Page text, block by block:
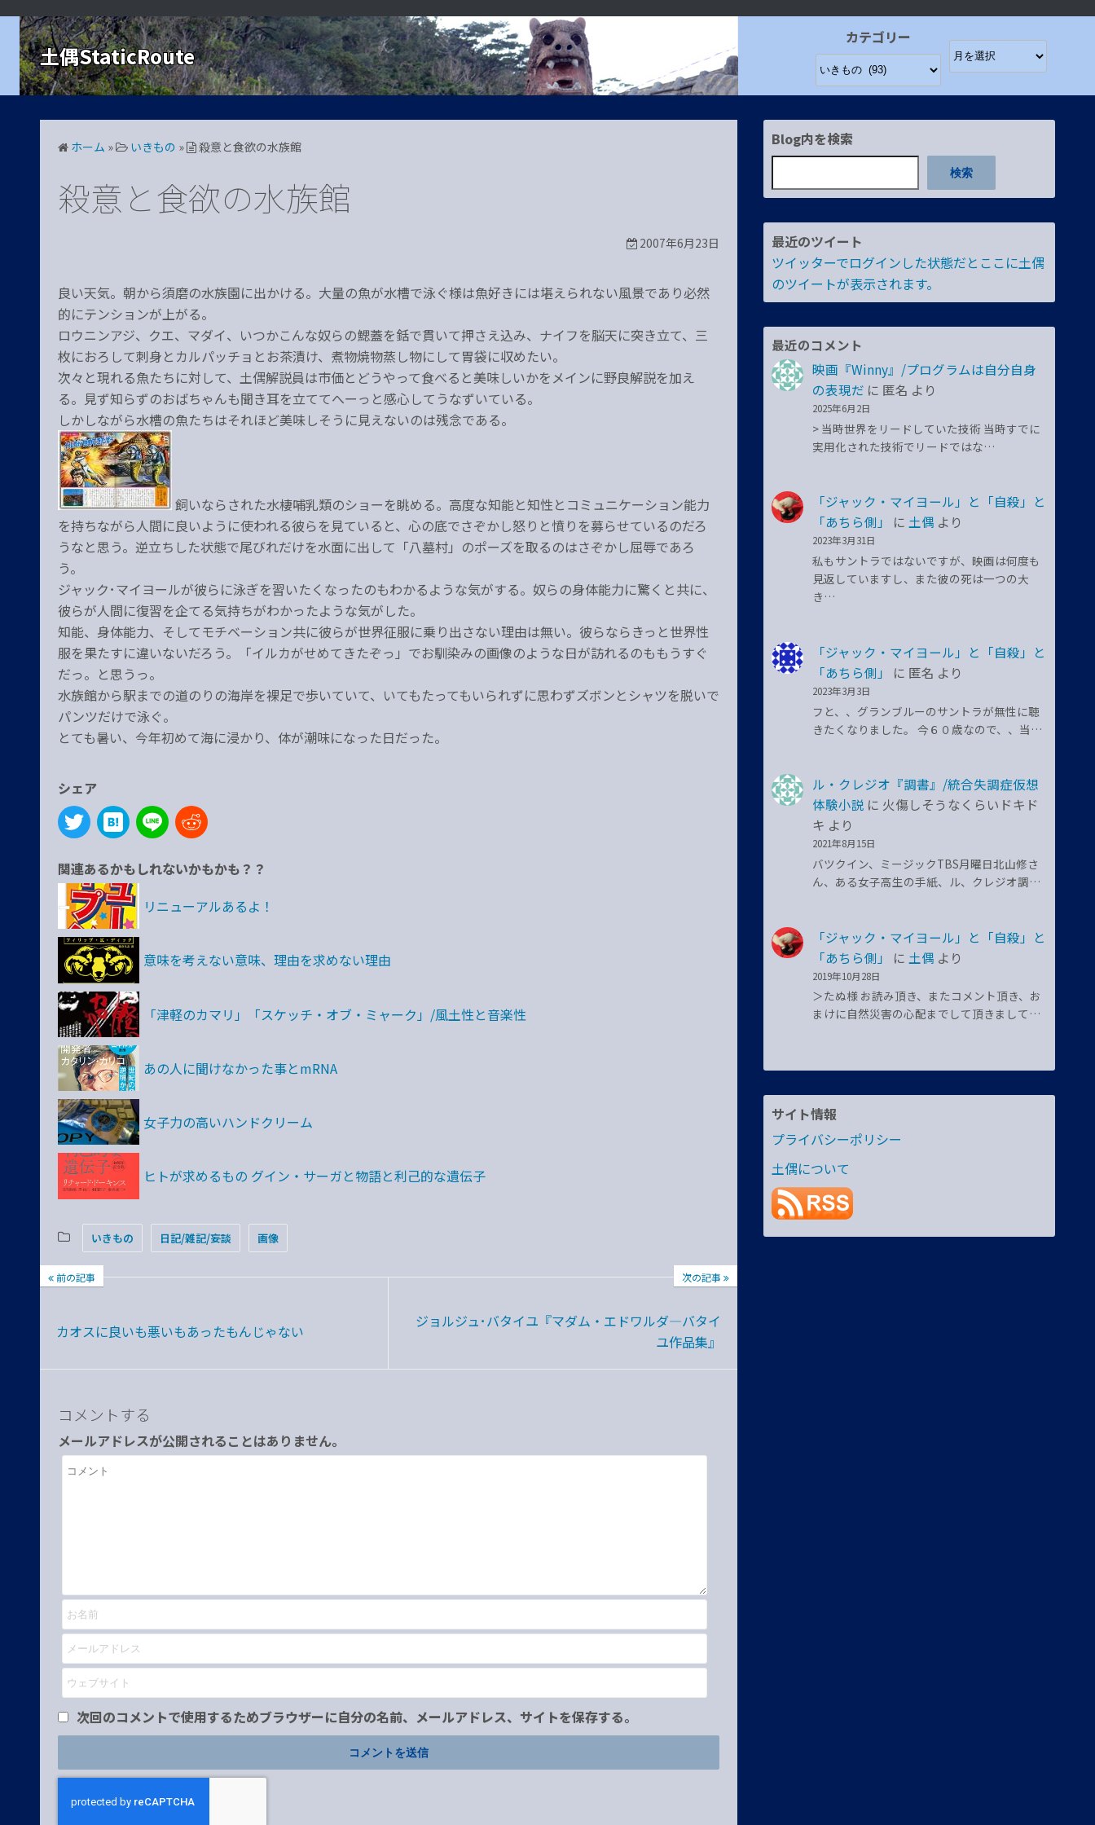
ツ
土偶StaticRoute
カテゴリー
ホーム » いきもの » 殺意と食欲の水族館
殺意と食欲の水族館
2007年6月23日
良い天気。朝から須磨の水族園に出かける。大量の魚が水槽で泳ぐ様は魚好きには堪えられない風景であり必然
的にテンションが上がる。
ロウニンアジ、クエ、マダイ、いつかこんな奴らの鰓蓋を銛で貫いて押さえ込み、ナイフを脳天に突き立て、三
枚におろして刺身とカルパッチョとお茶漬け、煮物焼物蒸し物にして胃袋に収めたい。
次々と現れる魚たちに対して、土偶解説員は市価とどうやって食べると美味しいかをメインに野良解説を加え
る。見ず知らずのおばちゃんも聞き耳を立ててへーっと感心してうなずいている。
しかしながら水槽の魚たちはそれほど美味しそうに見えないのは残念である。
飼いならされた水棲哺乳類のショーを眺める。高度な知能と知性とコミュニケーション能力
を持ちながら人間に良いように使われる彼らを見ていると、心の底でさぞかし怒りと憤りを募らせているのだろ
うなと思う。逆立ちした状態で尾びれだけを水面に出して「八墓村」のポーズを取るのはさぞかし屈辱であろ
う。
ジャック･マイヨールが彼らに泳ぎを習いたくなったのもわかるような気がする。奴らの身体能力に驚くと共に、
彼らが人間に復習を企てる気持ちがわかったような気がした。
知能、身体能力、そしてモチベーション共に彼らが世界征服に乗り出さない理由は無い。彼らならきっと世界性
服を果たすに違いないだろう。「イルカがせめてきたぞっ」でお馴染みの画像のような日が訪れるのももうすぐ
だっ。と思うっ。
水族館から駅までの道のりの海岸を裸足で歩いていて、いてもたってもいられずに思わずズボンとシャツを脱いで
パンツだけで泳ぐ。
とても暑い、今年初めて海に浸かり、体が潮味になった日だった。
シェア
関連あるかもしれないかもかも？？
リニューアルあるよ！
意味を考えない意味、理由を求めない理由
「津軽のカマリ」「スケッチ・オブ・ミャーク」/風土性と音楽性
あの人に聞けなかった事とmRNA
女子力の高いハンドクリーム
ヒトが求めるもの グイン・サーガと物語と利己的な遺伝子
いきもの 日記/雑記/妄談 画像
前の記事
カオスに良いも悪いもあったもんじゃない
次の記事
ジョルジュ･バタイユ『マダム・エドワルダ―バタイ
ユ作品集』
コメントする
メールアドレスが公開されることはありません。
次回のコメントで使用するためブラウザーに自分の名前、メールアドレス、サイトを保存する。
Blog内を検索
検索
最近のツイート
ツイッターでログインした状態だとここに土偶
のツイートが表示されます。
最近のコメント
映画『Winny』/プログラムは自分自身
の表現だ に 匿名 より
2025年6月2日
> 当時世界をリードしていた技術 当時すでに
実用化された技術でリードではな…
「ジャック・マイヨール」と「自殺」と
「あちら側」
に 土偶 より
2023年3月31日
私もサントラではないですが、映画は何度も
見返していますし、また彼の死は一つの大
き…
「ジャック・マイヨール」と「自殺」と
「あちら側」
に 匿名 より
2023年3月3日
フと、、グランブルーのサントラが無性に聴
きたくなりました。 今６０歳なので、、当…
ル・クレジオ『調書』/統合失調症仮想
体験小説 に 火傷しそうなくらいドキド
キ より
2021年8月15日
バツクイン、ミージックTBS月曜日北山修さ
ん、ある女子高生の手紙、ル、クレジオ調…
「ジャック・マイヨール」と「自殺」と
「あちら側」
に 土偶 より
2019年10月28日
＞たぬ様 お読み頂き、またコメント頂き、お
まけに自然災害の心配までして頂きまして…
サイト情報
プライバシーポリシー
土偶について